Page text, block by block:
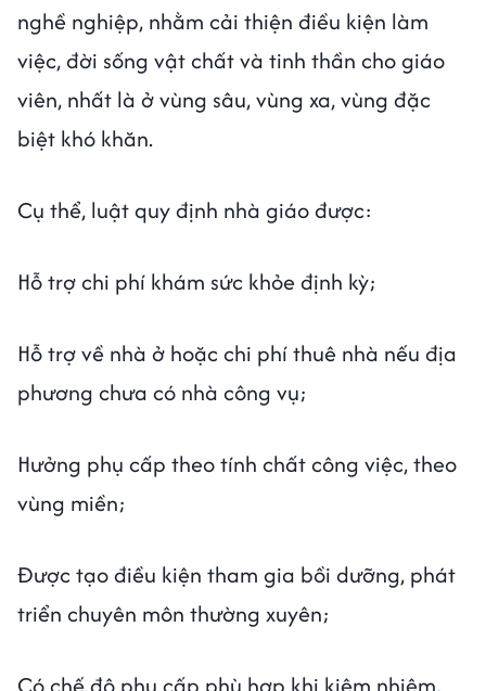
nghề nghiệp, nhằm cải thiện điều kiện làm
việc, đời sống vật chất và tinh thần cho giáo
viên, nhất là ở vùng sâu, vùng xa, vùng đặc
biệt khó khăn.
Cụ thể, luật quy định nhà giáo được:
Hỗ trợ chi phí khám sức khỏe định kỳ;
Hỗ trợ về nhà ở hoặc chi phí thuê nhà nếu địa
phương chưa có nhà công vụ;
Hưởng phụ cấp theo tính chất công việc, theo
vùng miền;
Được tạo điều kiện tham gia bồi dưỡng, phát
triển chuyên môn thường xuyên;